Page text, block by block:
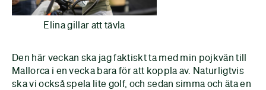
Elina gillar att tävla
Den här veckan ska jag faktiskt ta med min pojkvän till
Mallorca i en vecka bara för att koppla av. Naturligtvis
ska vi också spela lite golf, och sedan simma och äta en